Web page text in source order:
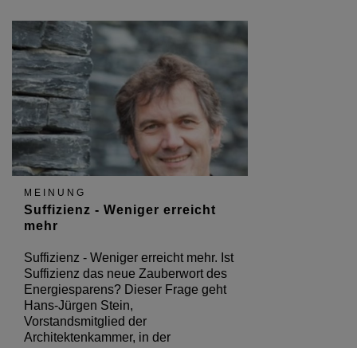
MEINUNG
Suffizienz - Weniger erreicht
mehr
Suffizienz - Weniger erreicht mehr. Ist
Suffizienz das neue Zauberwort des
Energiesparens? Dieser Frage geht
Hans-Jürgen Stein,
Vorstandsmitglied der
Architektenkammer, in der